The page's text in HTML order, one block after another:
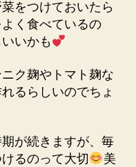
をつけておいたら
く食べているの
いかも
ク麹やトマト麹な
るらしいのでちょ
が続きますが、毎
るのって大切
美